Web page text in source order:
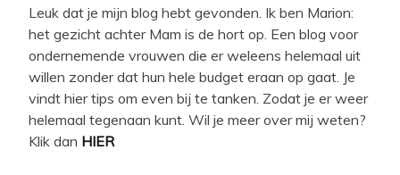
Leuk dat je mijn blog hebt gevonden. Ik ben Marion:
het gezicht achter Mam is de hort op. Een blog voor
ondernemende vrouwen die er weleens helemaal uit
willen zonder dat hun hele budget eraan op gaat. Je
vindt hier tips om even bij te tanken. Zodat je er weer
helemaal tegenaan kunt. Wil je meer over mij weten?
Klik dan HIER